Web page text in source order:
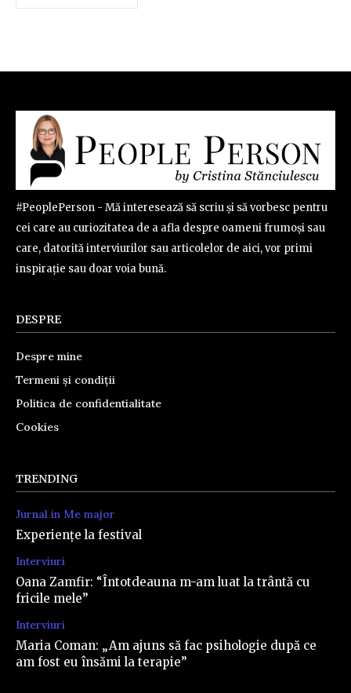
#PeoplePerson - Mă interesează să scriu și să vorbesc pentru
cei care au curiozitatea de a afla despre oameni frumoși sau
care, datorită interviurilor sau articolelor de aici, vor primi
inspirație sau doar voia bună.
DESPRE
Despre mine
Termeni și condiții
Politica de confidentialitate
Cookies
TRENDING
Jurnal in Me major
Experiențe la festival
Interviuri
Oana Zamfir: “Întotdeauna m-am luat la trântă cu
fricile mele”
Interviuri
Maria Coman: „Am ajuns să fac psihologie după ce
am fost eu însămi la terapie”